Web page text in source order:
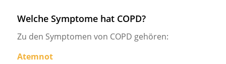
Welche Symptome hat COPD?
Zu den Symptomen von COPD gehören:
Atemnot